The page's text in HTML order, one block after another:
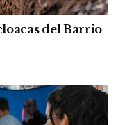
del Barrio